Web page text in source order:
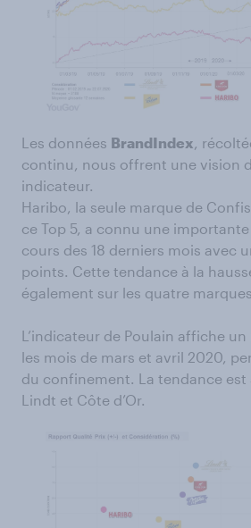
Les données BrandIndex,
continu, nous offrent une vision
indicateur.
Haribo, la seule marque de
ce Top 5, a connu une
cours des 18 derniers mois avec
points. Cette tendance à la
également sur les quatre
L’indicateur de Poulain affiche
les mois de mars et avril 2020,
du confinement. La tendance est
Lindt et Côte d’Or.